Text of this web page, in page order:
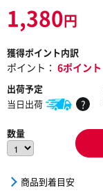
1,380円
獲得ポイント内訳
ポイント： 6ポイント
出荷予定
当日出荷
?
数量
商品到着目安